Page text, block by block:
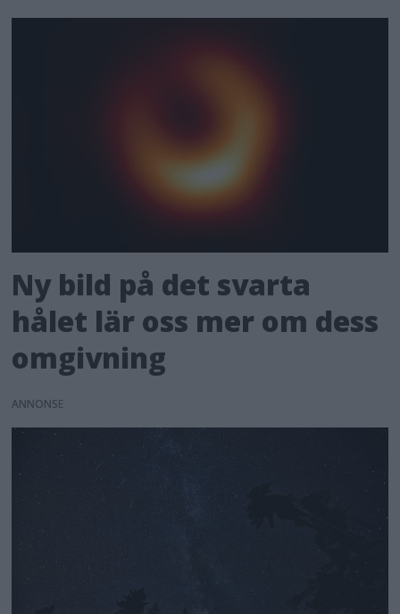
Ny bild på det svarta
hålet lär oss mer om dess
omgivning
ANNONS